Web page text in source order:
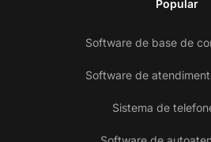
Popular
Software de base de
Software de
Sistema de